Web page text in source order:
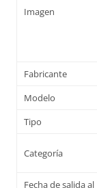
Imagen
Fabricante
Modelo
Tipo
Categoría
Fecha de salida al